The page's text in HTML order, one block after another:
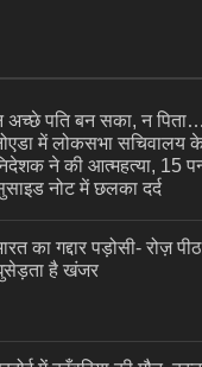
अच्छे पति बन सका, न
में लोकसभा सचिवालय
ने की आत्महत्या, 15
नोट में छलका दर्द
का गद्दार पड़ोसी- रोज़
है खंजर